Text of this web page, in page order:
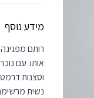
מידע נוסף
רותם
אותו. עם
וסצנות
נשית